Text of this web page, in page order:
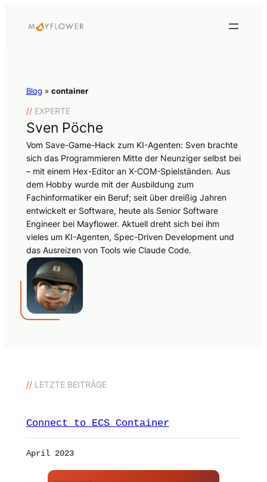
Blog » container
//EXPERTE
Sven Pöche
Vom Save-Game-Hack zum KI-Agenten: Sven brachte
sich das Programmieren Mitte der Neunziger selbst bei
– mit einem Hex-Editor an X-COM-Spielständen. Aus
dem Hobby wurde mit der Ausbildung zum
Fachinformatiker ein Beruf; seit über dreißig Jahren
entwickelt er Software, heute als Senior Software
Engineer bei Mayflower. Aktuell dreht sich bei ihm
vieles um KI-Agenten, Spec-Driven Development und
das Ausreizen von Tools wie Claude Code.
//LETZTE BEITRÄGE
Connect to ECS Container
April 2023